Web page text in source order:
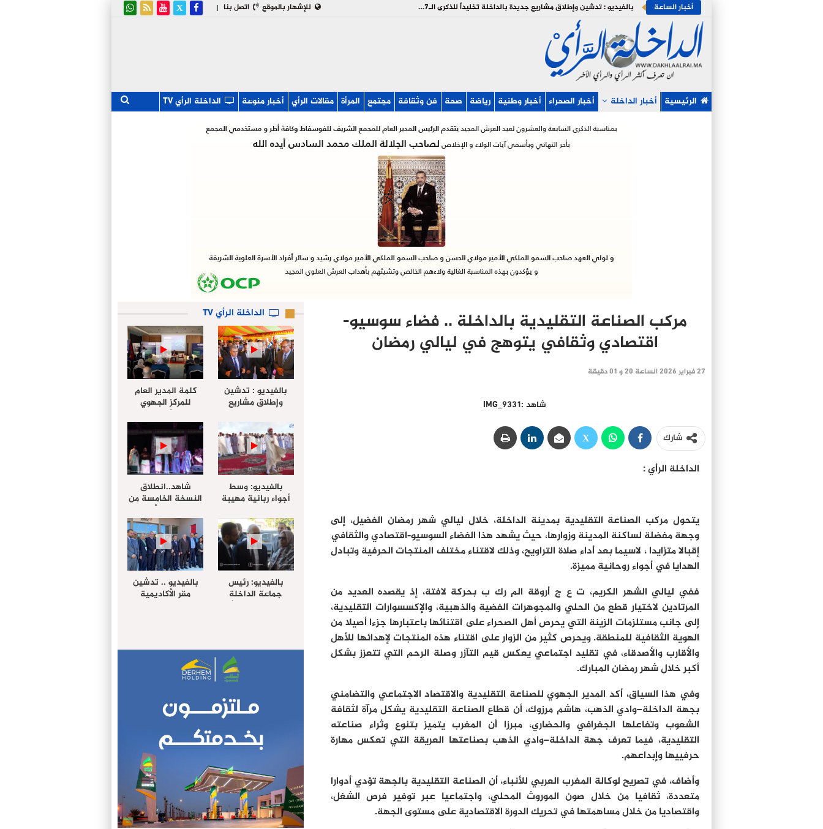
| اتصل بنا للإشهار بالموقع أخبار الساعة بالفيديو : تدشين وإطلاق مشاريع جديدة بالداخلة تخليداً للذكرى الـ27 لعيد العرش
الرئيسية أخبار الداخلة أخبار الصحراء أخبار وطنية رياضة صحة فن وثقافة مجتمع المرأة مقالات الرأي أخبار منوعة الداخلة الرأي TV
مركب الصناعة التقليدية بالداخلة .. فضاء سوسيو-
اقتصادي وثقافي يتوهج في ليالي رمضان
27 فبراير 2026 الساعة 20 و 01 دقيقة
شاهد :IMG_9331
شارك
الداخلة الرأي :
يتحول مركب الصناعة التقليدية بمدينة الداخلة، خلال ليالي شهر رمضان الفضيل، إلى
وجهة مفضلة لساكنة المدينة وزوارها، حيث يشهد هذا الفضاء السوسيو-اقتصادي والثقافي
إقبالا متزايدا ، لاسيما بعد أداء صلاة التراويح، وذلك لاقتناء مختلف المنتجات الحرفية وتبادل
الهدايا في أجواء روحانية مميزة.
ففي ليالي الشهر الكريم، ت ع ج أروقة الم رك ب بحركة لافتة، إذ يقصده العديد من
المرتادين لاختيار قطع من الحلي والمجوهرات الفضية والذهبية، والإكسسوارات التقليدية،
إلى جانب مستلزمات الزينة التي يحرص أهل الصحراء على اقتنائها باعتبارها جزءا أصيلا من
الهوية الثقافية للمنطقة. ويحرص كثير من الزوار على اقتناء هذه المنتجات لإهدائها للأهل
والأقارب والأصدقاء، في تقليد اجتماعي يعكس قيم التآزر وصلة الرحم التي تتعزز بشكل
أكبر خلال شهر رمضان المبارك.
وفي هذا السياق، أكد المدير الجهوي للصناعة التقليدية والاقتصاد الاجتماعي والتضامني
بجهة الداخلة–وادي الذهب، هاشم مرزوك، أن قطاع الصناعة التقليدية يشكل مرآة لثقافة
الشعوب وتفاعلها الجغرافي والحضاري، مبرزا أن المغرب يتميز بتنوع وثراء صناعته
التقليدية، فيما تعرف جهة الداخلة–وادي الذهب بصناعتها العريقة التي تعكس مهارة
حرفييها وإبداعهم.
وأضاف، في تصريح لوكالة المغرب العربي للأنباء، أن الصناعة التقليدية بالجهة تؤدي أدوارا
متعددة، ثقافيا من خلال صون الموروث المحلي، واجتماعيا عبر توفير فرص الشغل،
واقتصاديا من خلال مساهمتها في تحريك الدورة الاقتصادية على مستوى الجهة.
الداخلة الرأي TV
بالفيديو : تدشين
وإطلاق مشاريع
لعيد العرش
كلمة المدير العام
للمركز الجهوي
للإستثمار خلال
أشغال لإجتماع
التقييمي للجنة
الجهوية الموحد
لإستثمار بجهة
الداخلة…
بالفيديو: وسط
أجواء ربانية مهيبة
علي خليل ” يؤدي
صلاة عيد الفطر مع
جموع المصلين
شاهد..انطلاق
النسخة الخامسة من
مهرجان “الأمداح
النبوية” المنظم من
طرف مجلس جهة
الداخلة وادي الذهب
بالفيديو: رئيس
جماعة الداخلة
الراغب حرمة الله
الامريكية
بالفيديو .. تدشين
مقر الأكاديمية